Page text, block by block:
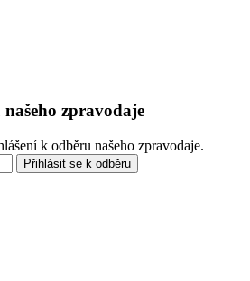
zpravodaje
k odběru našeho zpravodaje.
Přihlásit se k odběru